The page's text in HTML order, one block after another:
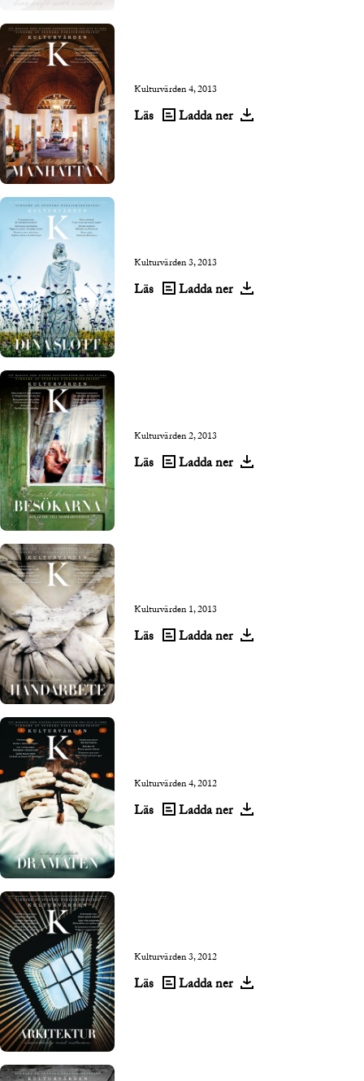
Kulturvärden 4, 2013
Läs Ladda ner
Kulturvärden 3, 2013
Läs Ladda ner
Kulturvärden 2, 2013
Läs Ladda ner
Kulturvärden 1, 2013
Läs Ladda ner
Kulturvärden 4, 2012
Läs Ladda ner
Kulturvärden 3, 2012
Läs Ladda ner